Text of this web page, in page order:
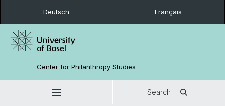
Deutsch Français
Center for Philanthropy Studies
Search